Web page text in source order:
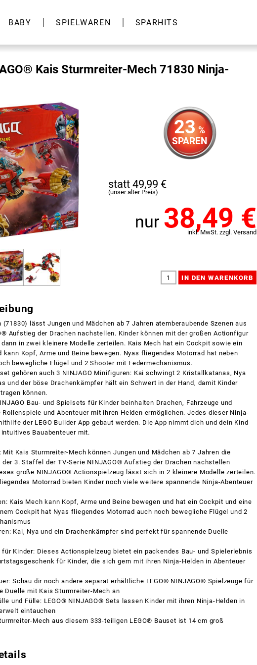
BABY SPIELWAREN SPARHITS
Kais Sturmreiter-Mech 71830 Ninja-
23 %
SPAREN
statt 49,99 €
(unser alter Preis)
nur 38,49 €
inkl. MwSt. zzgl. Versand
lässt Jungen und Mädchen ab 7 Jahren atemberaubende Szenen aus
Aufstieg der Drachen nachstellen. Kinder können mit der großen Actionfigur
in zwei kleinere Modelle zerteilen. Kais Mech hat ein Cockpit sowie ein
kann Kopf, Arme und Beine bewegen. Nyas fliegendes Motorrad hat neben
bewegliche Flügel und 2 Shooter mit Federmechanismus.
gehören auch 3 NINJAGO Minifiguren: Kai schwingt 2 Kristallkatanas, Nya
und der böse Drachenkämpfer hält ein Schwert in der Hand, damit Kinder
können.
Bau- und Spielsets für Kinder beinhalten Drachen, Fahrzeuge und
Rollenspiele und Abenteuer mit ihren Helden ermöglichen. Jedes dieser Ninja-
der LEGO Builder App gebaut werden. Die App nimmt dich und dein Kind
Bauabenteuer mit.
Mit Kais Sturmreiter-Mech können Jungen und Mädchen ab 7 Jahren die
3. Staffel der TV-Serie NINJAGO® Aufstieg der Drachen nachstellen
große NINJAGO® Actionspielzeug lässt sich in 2 kleinere Modelle zerteilen.
Motorrad bieten Kinder noch viele weitere spannende Ninja-Abenteuer
Kais Mech kann Kopf, Arme und Beine bewegen und hat ein Cockpit und eine
Cockpit hat Nyas fliegendes Motorrad auch noch bewegliche Flügel und 2
Kai, Nya und ein Drachenkämpfer sind perfekt für spannende Duelle
Kinder: Dieses Actionspielzeug bietet ein packendes Bau- und Spielerlebnis
für Kinder, die sich gern mit ihren Ninja-Helden in Abenteuer
Schau dir noch andere separat erhältliche LEGO® NINJAGO® Spielzeuge für
Duelle mit Kais Sturmreiter-Mech an
und Fülle: LEGO® NINJAGO® Sets lassen Kinder mit ihren Ninja-Helden in
eintauchen
Mech aus diesem 333-teiligen LEGO® Bauset ist 14 cm groß